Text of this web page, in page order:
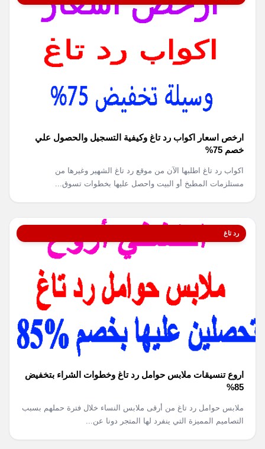
ارخص اسعار اكواب رد تاغ وكيفية التسجيل والحصول علي
خصم 75%
اكواب رد تاغ اطلبها الآن من موقع رد تاغ الشهير وغيرها من
مستلزمات المطبخ أو البيت واحصل عليها بخطوات تسوق...
رد تاغ
اروع تنسيقات ملابس حوامل رد تاغ وخطوات الشراء بتخفيض
85%
ملابس حوامل رد تاغ من أرقى ملابس النساء خلال فترة حملهم بسبب
التصاميم المميزة التي ينفرد لها المتجر دونا عن...